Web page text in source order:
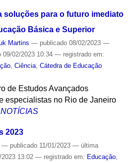
soluções para o futuro imediato
Básica e Superior
Martins — publicado08/02/2023 —
09/02/2023 10:34 — registrado em:
, Ciência, Cátedra de Educação
de Estudos Avançados
especialistas no Rio de Janeiro
NOTÍCIAS
2023
— publicado11/01/2023 — última
13:02 — registrado em: Educação,